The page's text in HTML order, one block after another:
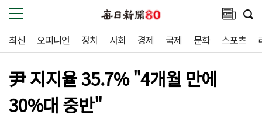
최신 오피니언 정치 사회 경제 국제 문화 스포츠
尹 지지율 35.7% "4개월 만에
30%대 중반"